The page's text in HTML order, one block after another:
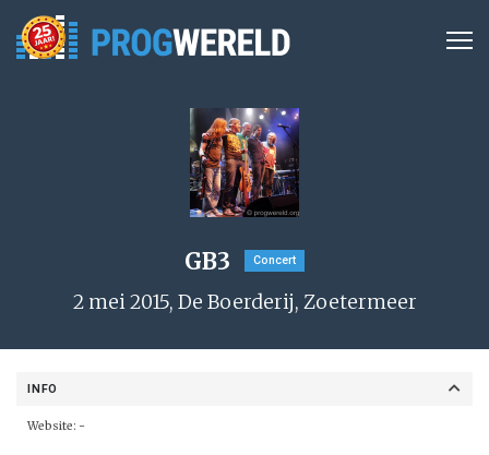
GB3 Concert
2 mei 2015, De Boerderij, Zoetermeer
INFO
Website: -